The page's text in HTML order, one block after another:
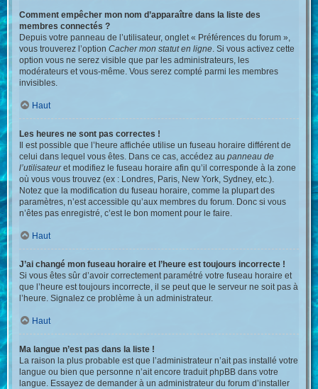
Comment empêcher mon nom d’apparaître dans la liste des
membres connectés ?
Depuis votre panneau de l’utilisateur, onglet « Préférences du forum »,
vous trouverez l’optionCacher mon statut en ligne. Si vous activez cette
option vous ne serez visible que par les administrateurs, les
modérateurs et vous-même. Vous serez compté parmi les membres
invisibles.
Haut
Les heures ne sont pas correctes !
Il est possible que l’heure affichée utilise un fuseau horaire différent de
celui dans lequel vous êtes. Dans ce cas, accédez aupanneau de
l’utilisateuret modifiez le fuseau horaire afin qu’il corresponde à la zone
où vous vous trouvez (ex : Londres, Paris, New York, Sydney, etc.).
Notez que la modification du fuseau horaire, comme la plupart des
paramètres, n’est accessible qu’aux membres du forum. Donc si vous
n’êtes pas enregistré, c’est le bon moment pour le faire.
Haut
J’ai changé mon fuseau horaire et l’heure est toujours incorrecte !
Si vous êtes sûr d’avoir correctement paramétré votre fuseau horaire et
que l’heure est toujours incorrecte, il se peut que le serveur ne soit pas à
l’heure. Signalez ce problème à un administrateur.
Haut
Ma langue n’est pas dans la liste !
La raison la plus probable est que l’administrateur n’ait pas installé votre
langue ou bien que personne n’ait encore traduit phpBB dans votre
langue. Essayez de demander à un administrateur du forum d’installer